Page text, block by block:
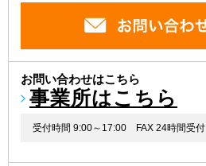
お問い合わせはこちら
事業所はこちら
受付時間 9:00～17:00 FAX 24時間受付